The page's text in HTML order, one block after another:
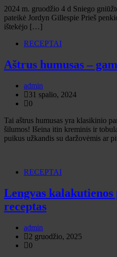
2024 m. gruodžio 4 d Sniego
pateikė Jordyn Gillespie Prieš
ištekėjo […]
RECEPTAI
Aštrus humusas –
admin
31 spalio, 2024
0
Tai aštrus humusas yra klasikinio
šilumos! Išeina itin kreminis ir
puikus užkandis su daržovėmis ar
RECEPTAI
Lengvas kalakutienos
receptas
admin
2 gruodžio, 2025
0